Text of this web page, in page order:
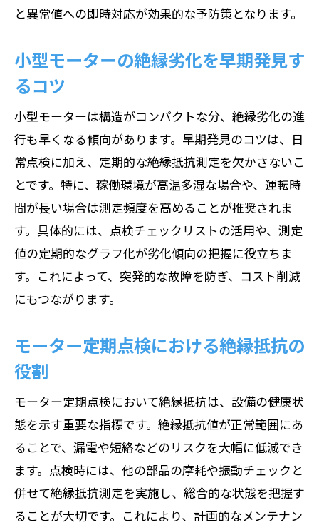
と異常値への即時対応が効果的な予防策となります。
小型モーターの絶縁劣化を早期発見す
るコツ
小型モーターは構造がコンパクトな分、絶縁劣化の進
行も早くなる傾向があります。早期発見のコツは、日
常点検に加え、定期的な絶縁抵抗測定を欠かさないこ
とです。特に、稼働環境が高温多湿な場合や、運転時
間が長い場合は測定頻度を高めることが推奨されま
す。具体的には、点検チェックリストの活用や、測定
値の定期的なグラフ化が劣化傾向の把握に役立ちま
す。これによって、突発的な故障を防ぎ、コスト削減
にもつながります。
モーター定期点検における絶縁抵抗の
役割
モーター定期点検において絶縁抵抗は、設備の健康状
態を示す重要な指標です。絶縁抵抗値が正常範囲にあ
ることで、漏電や短絡などのリスクを大幅に低減でき
ます。点検時には、他の部品の摩耗や振動チェックと
併せて絶縁抵抗測定を実施し、総合的な状態を把握す
ることが大切です。これにより、計画的なメンテナン